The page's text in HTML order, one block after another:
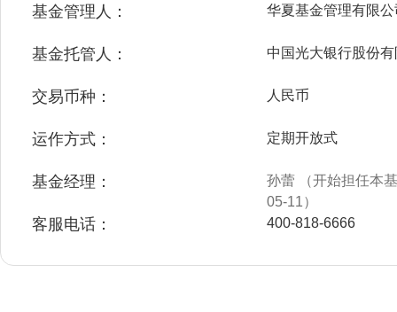
基金管理人： 华夏基金管理有限公
基金托管人： 中国光大银行股份
交易币种： 人民币
运作方式： 定期开放式
基金经理：
孙蕾 （开始担任本
05-11）
客服电话： 400-818-6666